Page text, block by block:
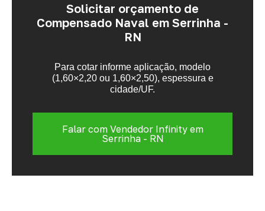
Solicitar orçamento de
Compensado Naval em Serrinha -
RN
Para cotar informe aplicação, modelo
(1,60×2,20 ou 1,60×2,50), espessura e
cidade/UF.
Falar com Vendedor Infinity em
Serrinha - RN